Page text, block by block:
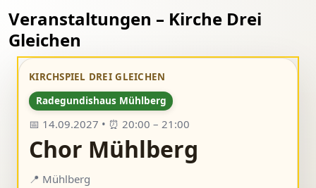
Veranstaltungen – Kirche Drei
Gleichen
KIRCHSPIEL DREI GLEICHEN
Radegundishaus Mühlberg
📅 14.09.2027 • ⏰ 20:00 – 21:00
Chor Mühlberg
📍 Mühlberg